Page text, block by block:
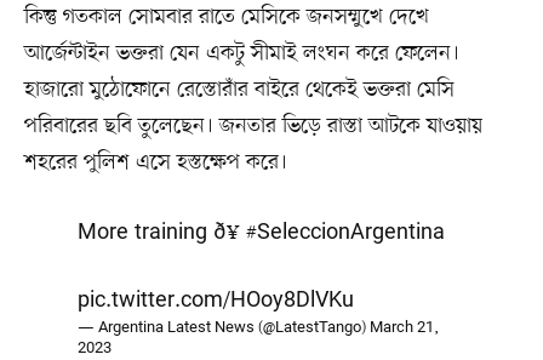
কিন্তু গতকাল সোমবার রাতে মেসিকে জনসম্মুখে দেখে
আর্জেন্টাইন ভক্তরা যেন একটু সীমাই লংঘন করে ফেলেন।
হাজারো মুঠোফোনে রেস্তোরাঁর বাইরে থেকেই ভক্তরা মেসি
পরিবারের ছবি তুলেছেন। জনতার ভিড়ে রাস্তা আটকে যাওয়ায়
শহরের পুলিশ এসে হস্তক্ষেপ করে।
More training ð¥ #SeleccionArgentina
pic.twitter.com/HOoy8DlVKu
— Argentina Latest News (@LatestTango) March 21,
2023